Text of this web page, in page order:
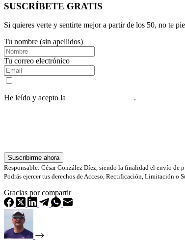
SUSCRÍBETE GRATIS
Si quieres verte y sentirte mejor a partir de los 50, no te
Tu nombre (sin apellidos)
Tu correo electrónico
He leído y acepto la
.
Suscribirme ahora
Responsable: César González Díez, siendo la finalidad el envío de
Podrás ejercer tus derechos de Acceso, Rectificación, Limitación o
Gracias por compartir